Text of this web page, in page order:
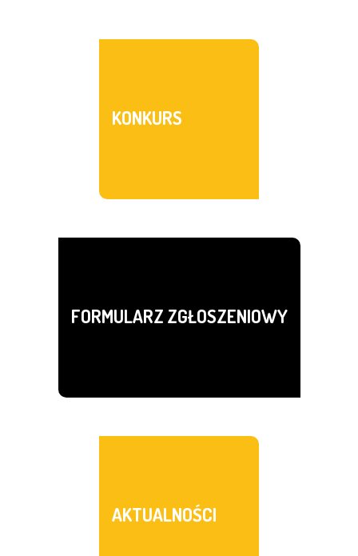
KONKURS
FORMULARZ ZGŁOSZENIOWY
AKTUALNOŚCI